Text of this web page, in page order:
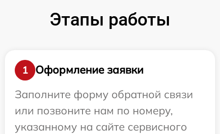
Этапы работы
1
Оформление заявки
Заполните форму обратной связи
или позвоните нам по номеру,
указанному на сайте сервисного